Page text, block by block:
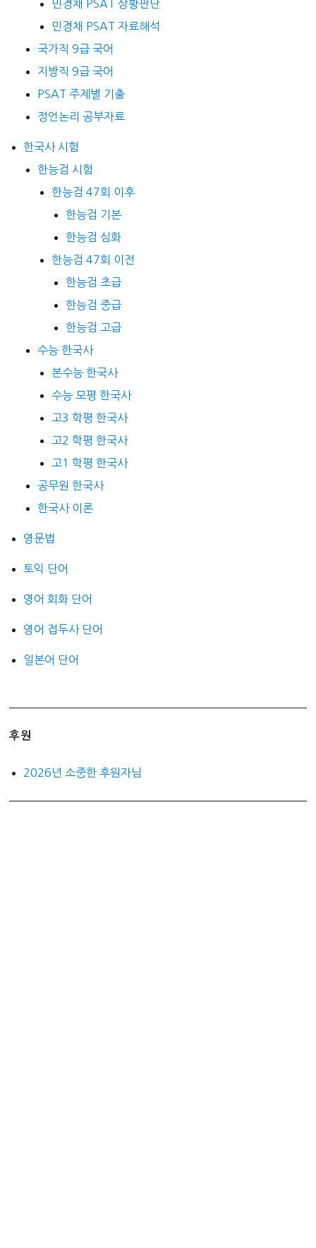
민경채 PSAT 상황판단
민경채 PSAT 자료해석
국가직 9급 국어
지방직 9급 국어
PSAT 주제별 기출
정언논리 공부자료
한국사 시험
한능검 시험
한능검 47회 이후
한능검 기본
한능검 심화
한능검 47회 이전
한능검 초급
한능검 중급
한능검 고급
수능 한국사
본수능 한국사
수능 모평 한국사
고3 학평 한국사
고2 학평 한국사
고1 학평 한국사
공무원 한국사
한국사 이론
영문법
토익 단어
영어 회화 단어
영어 접두사 단어
일본어 단어
후원
2026년 소중한 후원자님